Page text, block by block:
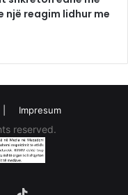
një reagim lidhur me
Impresum
reserved.